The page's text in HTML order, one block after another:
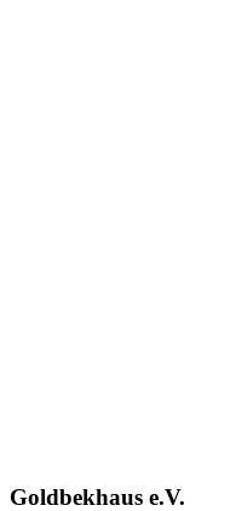
Goldbekhaus e.V.